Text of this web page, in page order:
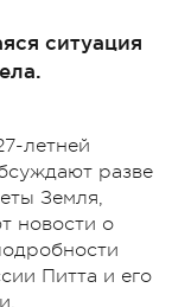
ситуация
летней
разве
Земля,
новости о
Питта и его